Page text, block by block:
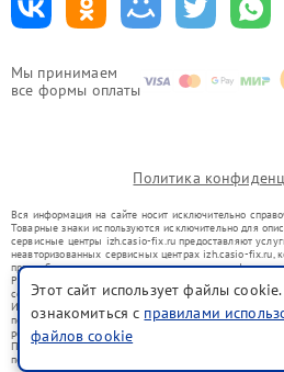
Мы принимаем
все формы оплаты
Политика
Вся информация на сайте носит исключительно
Товарные знаки используются исключительно для
сервисные центры izh.casio-fix.ru предоставляют
неавторизованных сервисных центрах izh.casio-fix.ru,
правообладателями товарных знаков или их
Ремонт осуществляется для устройств, уже введенных
со статьей 1487 ГК РФ.
Использование товарных знаков не преследует цели
потребителей в заблуждение, а служит для
ремонту техники указанных брендов.
Представленная на сайте информация не является
положениями Статьи 437(2) Гражданского кодекса РФ
Этот сайт использует файлы
ознакомиться с правилами
файлов cookie